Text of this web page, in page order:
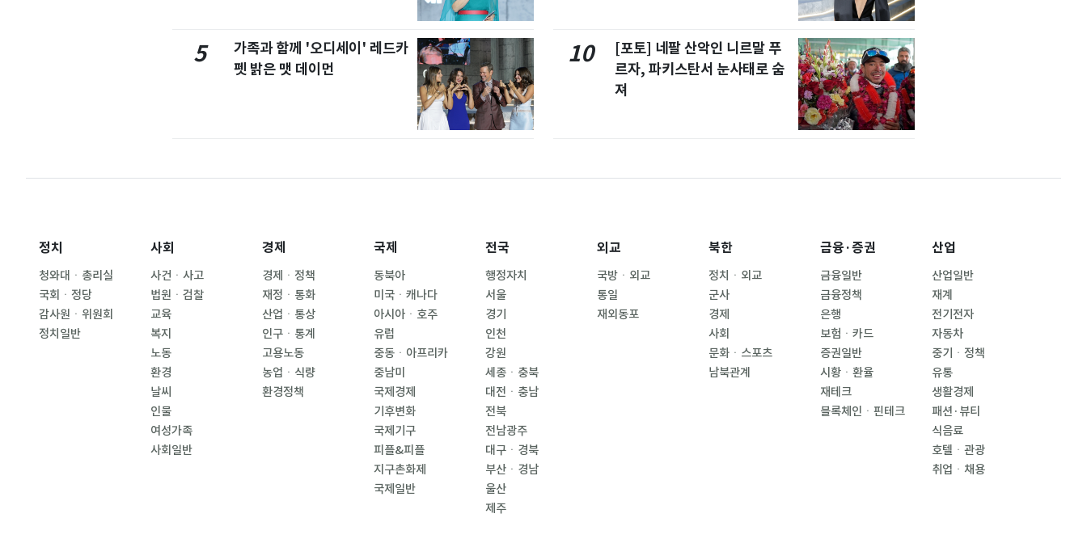
5
가족과 함께 '오디세이' 레드카
펫 밝은 맷 데이먼
10
[포토] 네팔 산악인 니르말 푸
르자, 파키스탄서 눈사태로 숨
져
정치
청와대ㆍ총리실
국회ㆍ정당
감사원ㆍ위원회
정치일반
사회
사건ㆍ사고
법원ㆍ검찰
교육
복지
노동
환경
날씨
인물
여성가족
사회일반
경제
경제ㆍ정책
재정ㆍ통화
산업ㆍ통상
인구ㆍ통계
고용노동
농업ㆍ식량
환경정책
국제
동북아
미국ㆍ캐나다
아시아ㆍ호주
유럽
중동ㆍ아프리카
중남미
국제경제
기후변화
국제기구
피플&피플
지구촌화제
국제일반
전국
행정자치
서울
경기
인천
강원
세종ㆍ충북
대전ㆍ충남
전북
전남광주
대구ㆍ경북
부산ㆍ경남
울산
제주
외교
국방ㆍ외교
통일
재외동포
북한
정치ㆍ외교
군사
경제
사회
문화ㆍ스포츠
남북관계
금융·증권
금융일반
금융정책
은행
보험ㆍ카드
증권일반
시황ㆍ환율
재테크
블록체인ㆍ핀테크
산업
산업일반
재계
전기전자
자동차
중기ㆍ정책
유통
생활경제
패션·뷰티
식음료
호텔ㆍ관광
취업ㆍ채용